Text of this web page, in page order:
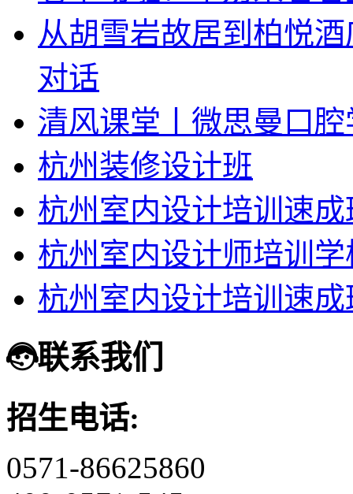
从胡雪岩故居到柏悦
对话
清风课堂丨微思曼口
杭州装修设计班
杭州室内设计培训速成
杭州室内设计师培训
杭州室内设计培训速成
联系我们
招生电话:
0571-86625860